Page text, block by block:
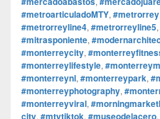
#metroarticuladoMTY, #metrorrey
#metrorreyline4, #metrorreyline5,
#mitrasponiente,
#monterreycity,
#monterreylifestyle,
#monterreynl, #monterreypark,
#monterreyphotography,
#monterreyviral,
city, #mtytiktok, #museodelacero,